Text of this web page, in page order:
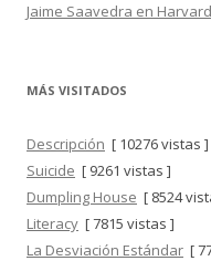
Jaime Saavedra en Harvard
MÁS VISITADOS
Descripción [ 10276 vistas ]
Suicide [ 9261 vistas ]
Dumpling House [ 8524
Literacy [ 7815 vistas ]
La Desviación Estándar [